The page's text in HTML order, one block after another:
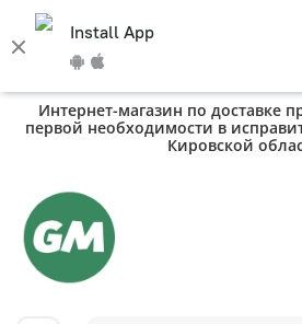
Install App
Интернет-магазин по доставке
первой необходимости в
Кировской